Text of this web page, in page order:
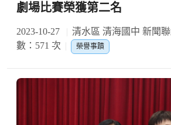
劇場比賽榮獲第二名
2023-10-27 清水區 清海國中 新聞
數：571 次
榮譽事蹟